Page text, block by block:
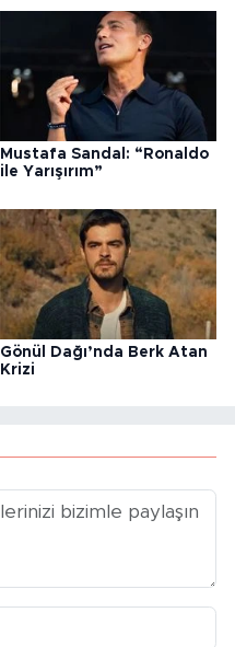
Mustafa Sandal: “Ronaldo
ile Yarışırım”
Gönül Dağı’nda Berk Atan
Krizi